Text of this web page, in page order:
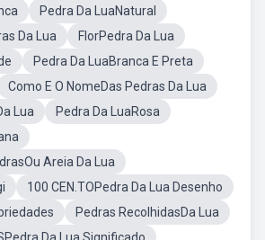
Pedra Da LuaNatural
Da Lua
FlorPedra Da Lua
Pedra Da LuaBranca E Preta
Como E O NomeDas Pedras Da Lua
Lua
Pedra Da LuaRosa
Areia Da Lua
100 CEN.TOPedra Da Lua Desenho
Pedras RecolhidasDa Lua